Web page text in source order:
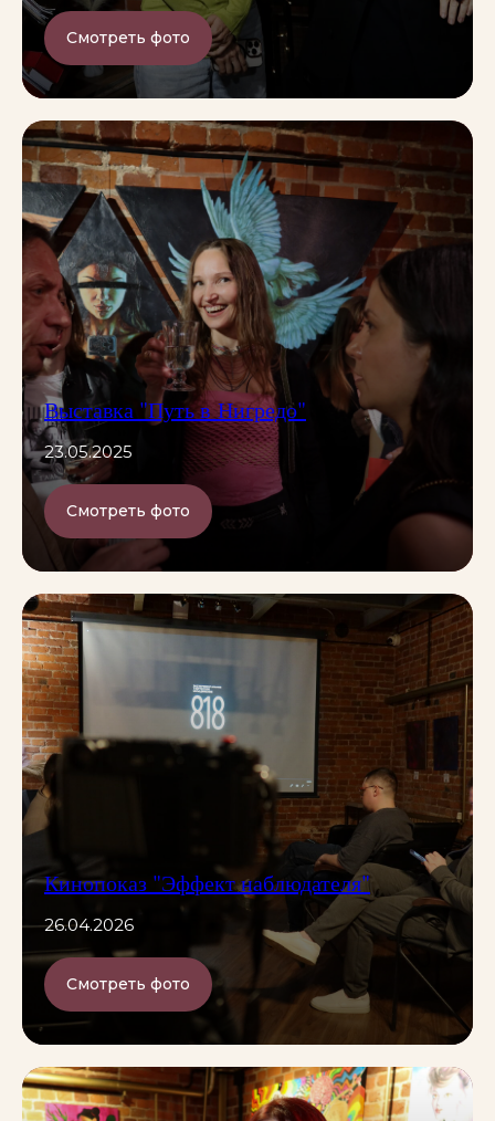
Смотреть фото
Выставка "Путь в Нигредо"
23.05.2025
Смотреть фото
Кинопоказ "Эффект наблюдателя"
26.04.2026
Смотреть фото